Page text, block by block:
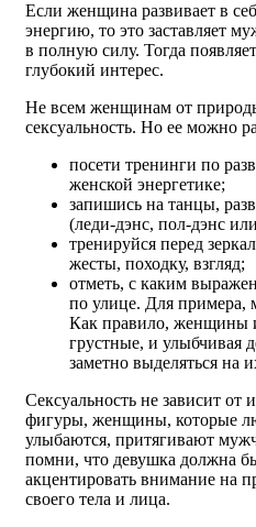
Если женщина развивает в
энергию, то это заставляет
в полную силу. Тогда
глубокий интерес.
Не всем женщинам от
сексуальность. Но ее можно
посети тренинги по
женской энергетике;
запишись на танцы,
(леди-дэнс, пол-дэнс
тренируйся перед
жесты, походку, взгляд;
отметь, с каким
по улице. Для примера,
Как правило, женщины
грустные, и улыбчивая
заметно выделяться на
Сексуальность не зависит от
фигуры, женщины, которые
улыбаются, притягивают
помни, что девушка должна
акцентировать внимание на
своего тела и лица.